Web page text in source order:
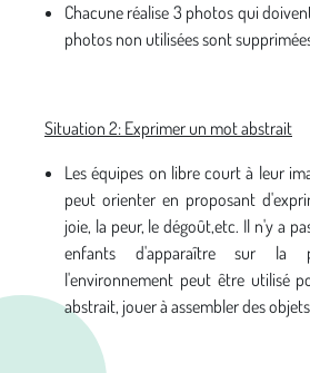
Chacune réalise 3 photos qui
photos non utilisées sont
Situation 2: Exprimer un mot abstrait
Les équipes on libre court à leur
peut orienter en proposant
joie, la peur, le dégoût,etc. Il n'y a
enfants d'apparaître sur la
l'environnement peut être utilisé
abstrait, jouer à assembler des